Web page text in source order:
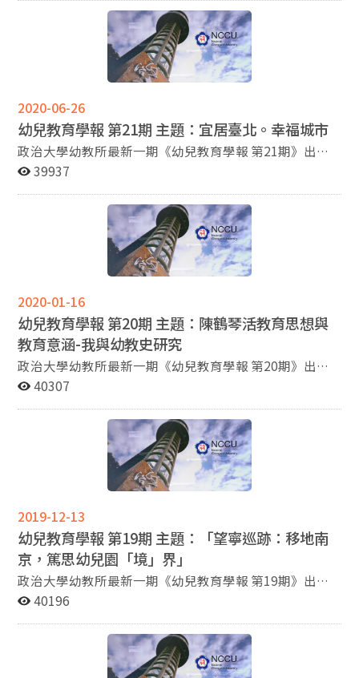
目前腦科學的研究投入與發展，以及本校心智科學腦造影
中心的研究情況。結合幼教所同學的背景，講座中除簡要
介紹尖端腦科學技術的發展現況、心智科學大型研究設備
建置以及共同使用服務計畫的啓動外，更為同學講解腦科
學在教育學習主題中的應用。
2020-06-26
幼兒教育學報 第21期 主題：宜居臺北。幸福城市
政治大學幼教所最新一期《幼兒教育學報 第21期》出爐
囉～ 本期主題：『宜居臺北。幸福城市 』 「從事教育
市長為 政大的校友 擔任過臺中市副市長 現任臺北市副市
長 。 政大幼教所於2019 年 11 月 21 日 舉 辦教育研究 專
題討論 特別 邀請 到臺 灣首善重要 區域擔任 要職的蔡副市
長談談 「 宜 居 臺 北 幸福城市 」 的嚮往願景 以下整理報
39937
2020-01-16
幼兒教育學報 第20期 主題：陳鶴琴活教育思想與
教育意涵-我與幼教史研究
政治大學幼教所最新一期《幼兒教育學報 第20期》出爐
囉～ 本期主題：『2019幼教文化講座回顧：陳鶴琴活教
邀請國立臺北教育大學洪福財教授，講「陳鶴琴活育思想
與教育意涵 ─ 我與幼教史研究。」首先 ，洪教授從陳鶴
琴所處時代背景做整體性的說明 ，接著介紹陳鶴琴求學經
歷以及為教育事業所做出的貢獻。最後，介紹陳鶴琴求學
經歷以及為教育事業所做出的貢獻。引發學生思考如何進
40307
2019-12-13
幼兒教育學報 第19期 主題：「望寧巡跡：移地南
京，篤思幼兒園「境」界」
政治大學幼教所最新一期《幼兒教育學報 第19期》出爐
囉～ 本期主題：『望寧巡跡：移地南京，篤思幼兒園
至素有 「六朝金粉地」之稱的南京 ，展開一趟探訪中國
幼教奠基者—陳鶴琴先生的足跡之旅。整趟旅程以 「幼兒
園學習環境 」 為焦點 ，參訪了五所南京代表性的公辦示
40196